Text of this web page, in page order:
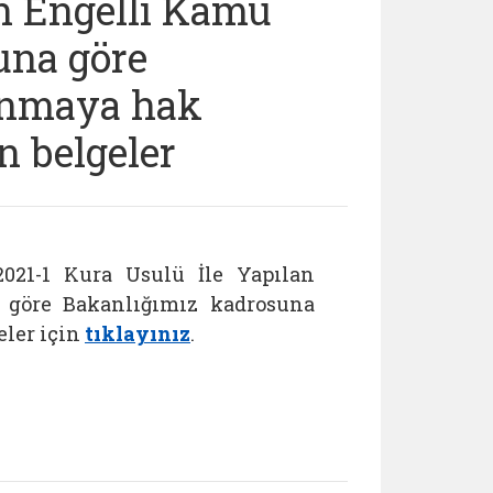
göre
hak
belgeler
1 Kura Usulü İle Yapılan
Bakanlığımız kadrosuna
için tıklayınız.